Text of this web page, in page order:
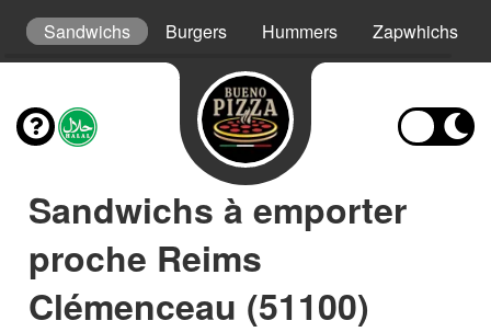
Sandwichs Burgers Hummers Zapwhichs
Sandwichs à emporter
proche Reims
Clémenceau (51100)